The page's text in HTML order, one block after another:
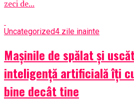
zeci de...
Uncategorized4 zile inainte
Mașinile de spălat și
inteligență artificială îți
bine decât tine